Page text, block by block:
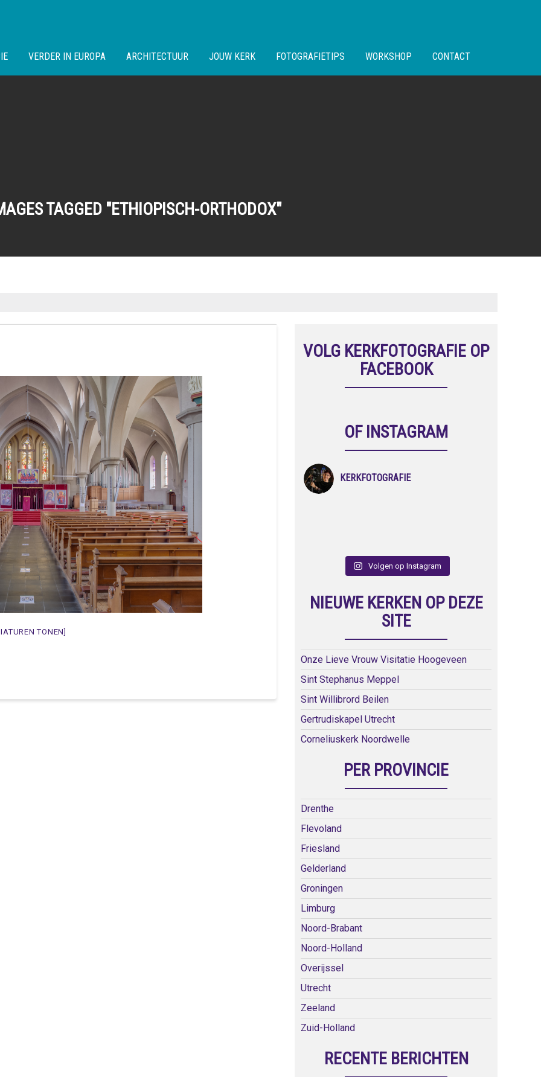
VERDER IN EUROPA ARCHITECTUUR JOUW KERK FOTOGRAFIETIPS WORKSHOP CONTACT
TAGGED "ETHIOPISCH-ORTHODOX"
TONEN]
VOLG KERKFOTOGRAFIE OP
FACEBOOK
OF INSTAGRAM
KERKFOTOGRAFIE
Volgen op Instagram
NIEUWE KERKEN OP DEZE
SITE
Onze Lieve Vrouw Visitatie Hoogeveen
Sint Stephanus Meppel
Sint Willibrord Beilen
Gertrudiskapel Utrecht
Corneliuskerk Noordwelle
PER PROVINCIE
Drenthe
Flevoland
Friesland
Gelderland
Groningen
Limburg
Noord-Brabant
Noord-Holland
Overijssel
Utrecht
Zeeland
Zuid-Holland
RECENTE BERICHTEN